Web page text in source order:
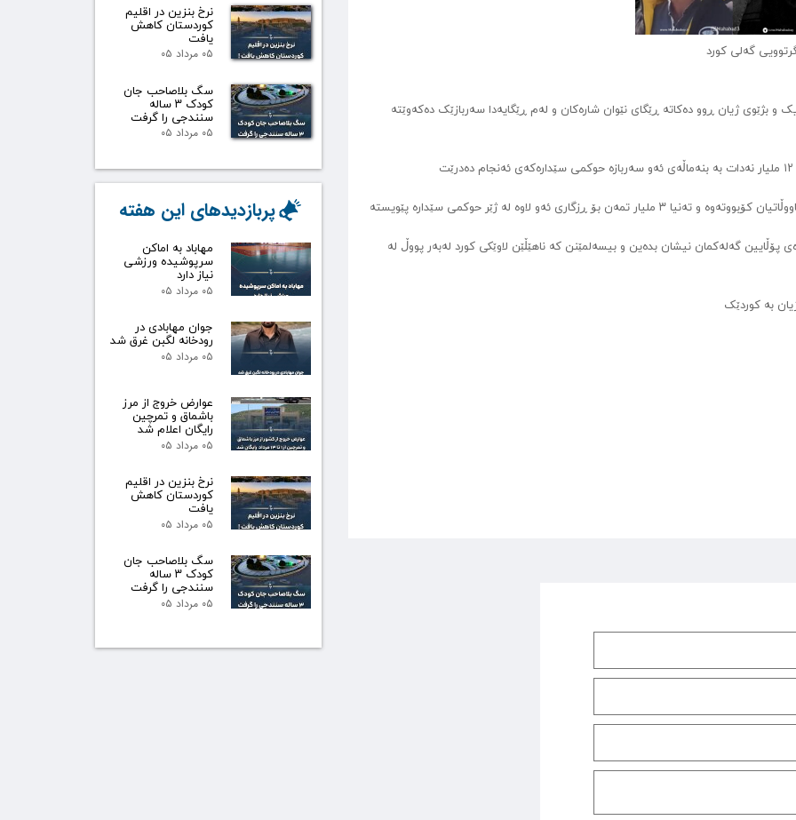
گەلی کورد
و بژێوی ژیان ڕوو دەکاتە ڕێگای نێوان شارەکان و لەم ڕێگایەدا سەربازێک دەکەوێتە
پۆڵایین گەلەکمان نیشان بدەین و بیسەلمێنن کە ناهێڵێن لاوێکی کورد لەبەر پووڵ لە
بە کوردێک
نرخ بنزین در اقلیم
کوردستان کاهش
یافت
۰۵ مرداد ۰۵
سگ بلاصاحب جان
کودک ۳ ساله
سنندجی را گرفت
۰۵ مرداد ۰۵
مهاباد به اماکن
سرپوشیده ورزشی
نیاز دارد
۰۵ مرداد ۰۵
جوان مهابادی در
رودخانه لگبن غرق شد
۰۵ مرداد ۰۵
عوارض خروج از مرز
باشماق و تمرچین
رایگان اعلام شد
۰۵ مرداد ۰۵
نرخ بنزین در اقلیم
کوردستان کاهش
یافت
۰۵ مرداد ۰۵
سگ بلاصاحب جان
کودک ۳ ساله
سنندجی را گرفت
۰۵ مرداد ۰۵
پربازدیدهای این هفته